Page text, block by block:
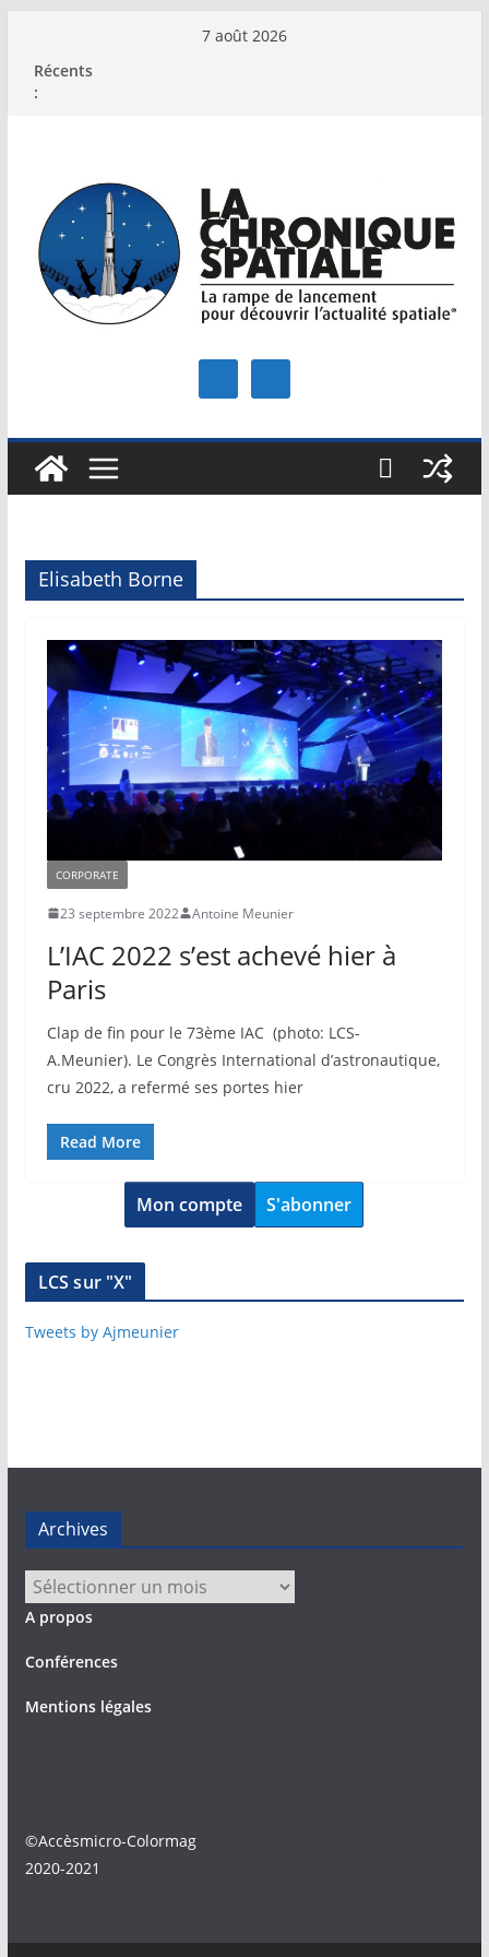
contenu
7 août 2026
Récents
:
Elisabeth Borne
CORPORATE
23 septembre 2022 Antoine Meunier
L’IAC 2022 s’est achevé hier à
Paris
Clap de fin pour le 73ème IAC (photo: LCS-
A.Meunier). Le Congrès International d’astronautique,
cru 2022, a refermé ses portes hier
Read More
Mon compte S'abonner
LCS sur "X"
Tweets by Ajmeunier
Archives
Archives
A propos
Conférences
Mentions légales
©Accèsmicro-Colormag
2020-2021